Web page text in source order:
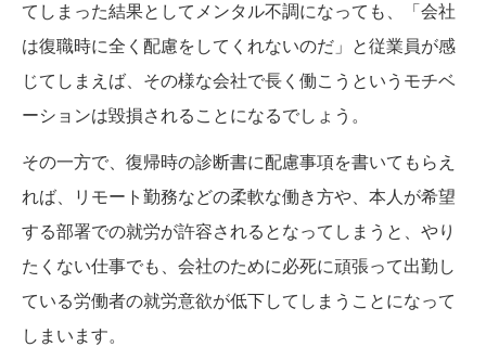
てしまった結果としてメンタル不調になっても、「会社
は復職時に全く配慮をしてくれないのだ」と従業員が感
じてしまえば、その様な会社で長く働こうというモチベ
ーションは毀損されることになるでしょう。
その一方で、復帰時の診断書に配慮事項を書いてもらえ
れば、リモート勤務などの柔軟な働き方や、本人が希望
する部署での就労が許容されるとなってしまうと、やり
たくない仕事でも、会社のために必死に頑張って出勤し
ている労働者の就労意欲が低下してしまうことになって
しまいます。